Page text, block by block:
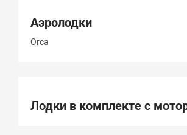
Аэролодки
Orca
Лодки в комплекте с